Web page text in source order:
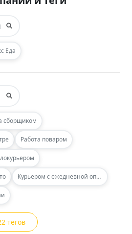
Еда
сборщиком
Работа поваром
Курьером с ежедневной оплатой
тегов